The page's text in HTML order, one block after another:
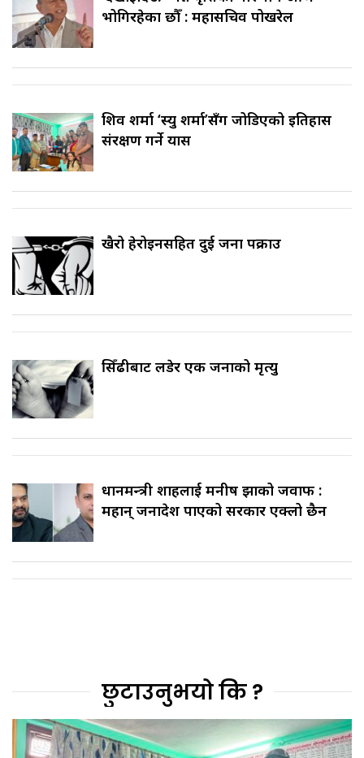
भोगिरहेका छौँ : महासचिव पोखरेल
शिव शर्मा ‘स्यु शर्मा’सँग जोडिएको इतिहास
संरक्षण गर्ने प्रयास
खैरो हेरोइनसहित दुई जना पक्राउ
सिँढीबाट लडेर एक जनाको मृत्यु
प्रधानमन्त्री शाहलाई मनीष झाको जवाफ :
महान् जनादेश पाएको सरकार एक्लो छैन
छुटाउनुभयो कि ?